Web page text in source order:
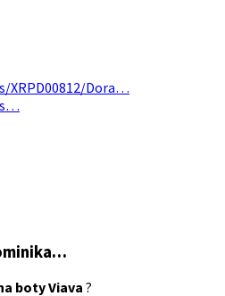
XRPD00812/Dora…
boty Viava ?